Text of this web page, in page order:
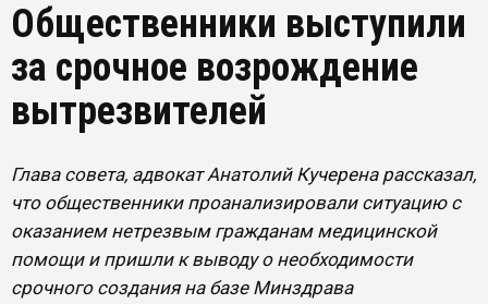
Общественники выступили
за срочное возрождение
вытрезвителей
Глава совета, адвокат Анатолий Кучерена рассказал,
что общественники проанализировали ситуацию с
оказанием нетрезвым гражданам медицинской
помощи и пришли к выводу о необходимости
срочного создания на базе Минздрава